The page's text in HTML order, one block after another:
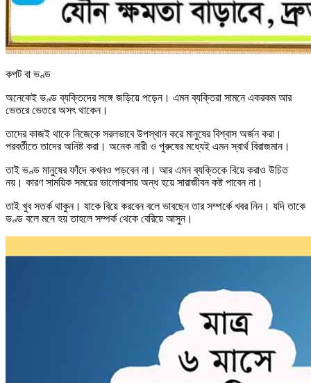
কপট বা ভণ্ড
অনেকেই ভণ্ড ব্যক্তিদের সঙ্গে জড়িয়ে পড়েন। এমন ব্যক্তিরা সামনে একরকম আর
ভেতরে ভেতরে অসৎ থাকেন।
তাদের কাজই থাকে নিজেকে সরলভাবে উপস্থান করে মানুষের বিশ্বাস অর্জন করা।
পরবর্তীতে তাদের অনিষ্ট করা। অনেক নারী ও পুরুষের মধ্যেই এমন স্বার্থ বিরাজমান।
তাই ভণ্ড মানুষের ফাঁদে কখনও পড়বেন না। আর এমন ব্যক্তিকে বিয়ে করাও উচিত
নয়। কারণ সাময়িক সময়ের ভালোবাসায় অন্ধ হয়ে সারাজীবন কষ্ট পাবেন না।
তাই খুব সতর্ক থাকুন। যাকে বিয়ে করবেন বলে ভাবছেন তার সম্পর্কে খবর নিন। যদি তাকে
ভণ্ড বলে মনে হয় তাহলে সম্পর্ক থেকে বেরিয়ে আসুন।